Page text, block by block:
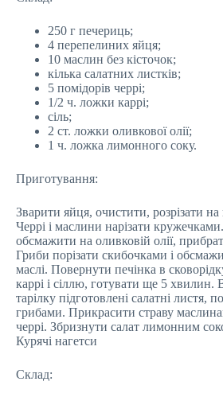
250 г печериць;
4 перепелиних яйця;
10 маслин без кісточок;
кілька салатних листків;
5 помідорів черрі;
1/2 ч. ложки каррі;
сіль;
2 ст. ложки оливкової олії;
1 ч. ложка лимонного соку.
Приготування:
Зварити яйця, очистити, розрізати
Черрі і маслини нарізати
обсмажити на оливковій олії,
Гриби порізати скибочками і
маслі. Повернути печінка в
каррі і сіллю, готувати ще 5 хвилин.
тарілку підготовлені салатні листя,
грибами. Прикрасити страву
черрі. Збризнути салат лимонним
Курячі нагетси
Склад: